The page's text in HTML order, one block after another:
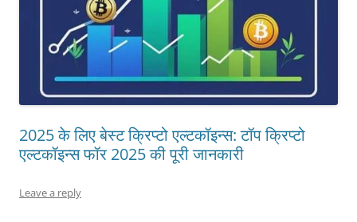
2025 के लिए बेस्ट क्रिप्टो एल्टकॉइन्स: टॉप क्रिप्टो
एल्टकॉइन्स फॉर 2025 की पूरी जानकारी
Leave a reply